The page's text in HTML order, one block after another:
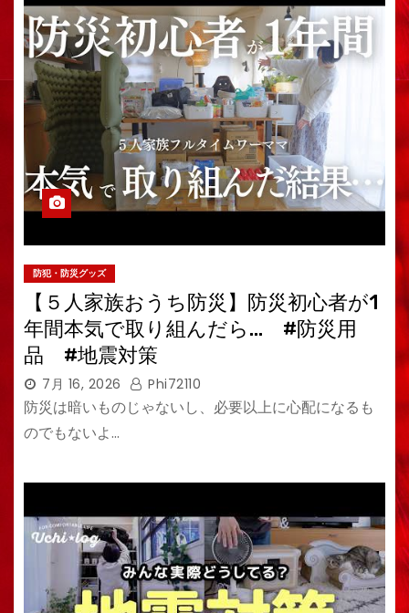
防犯・防災グッズ
【５人家族おうち防災】防災初心者が1
年間本気で取り組んだら… #防災用
品 #地震対策
7月 16, 2026 Phi72110
防災は暗いものじゃないし、必要以上に心配になるも
のでもないよ…